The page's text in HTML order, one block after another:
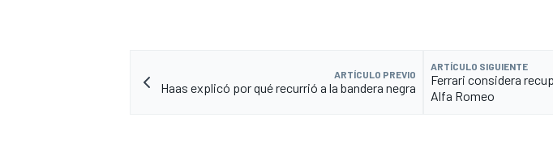
ARTÍCULO PREVIO
Haas explicó por qué recurrió a la bandera negra
ARTÍCULO SIGUIENTE
Ferrari considera
Alfa Romeo